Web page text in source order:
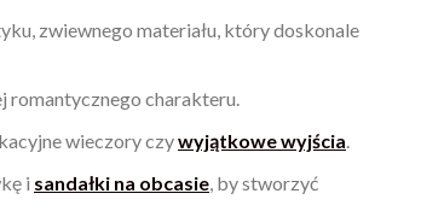
zwiewnego materiału, który doskonale
romantycznego charakteru.
wieczory czywyjątkowe wyjścia
i sandałki na obcasie , by stworzyć